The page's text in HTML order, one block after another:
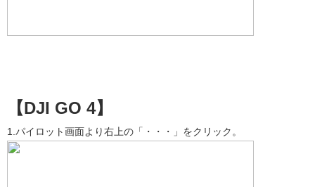
【DJI GO 4】
1.パイロット画面より右上の「・・・」をクリック。